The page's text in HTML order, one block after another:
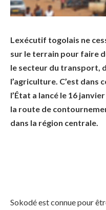
Lexécutif togolais ne
sur le terrain pour faire
le secteur du transport,
l’agriculture. C’est dans
l’État a lancé le 16
la route de
dans la région centrale.
Sokodé est connue pour